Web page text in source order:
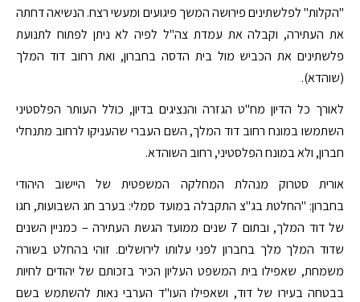
"הקלות" לפלשתינים פירושה המשך פיגועים ומעשי רצח. הנשיאה דחתה
את העתירה, וקבלה את עמדת צה"ל לפיה לא ניתן לפתוח לתנועת
פלשתינים את הכביש מול בית הדסה בחברון, ואת רחוב דוד המלך
(שוהדא).
לאורך כל הדיון מח"ט הגזרה והנציגים בדיון, כולל העותר הפלסטיני
השתמשו במונח רחוב דוד המלך, השם העברי שהעניקו לרחוב מתנחלי
חברון, ולא במונח הפלסטיני, רחוב השוהדא.
אורית סטרוק מנהלת המחלקה המשפטית של היישוב היהודי
בחברון: "החלטת בג"צ התקבלה במועד סמלי: בערב חג השבועות, חגו
של דוד המלך, ובתום 7 שנים ממועד הגשת העתירה – כמניין השנים
שדוד המלך מלך בחברון לפני עלותו לירושלים. זוהי בהחלט בשורה
משמחת, שאפילו בית המשפט העליון הכיר בזכותם של יהודים לחיות
בבטחה בעירו של דוד, ושאפילו העו"ד הערבי נאות להשתמש בשם